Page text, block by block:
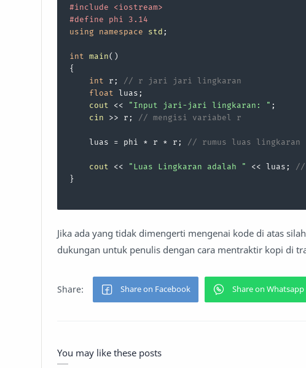
#include
<iostream>
#define phi 3.14
using
namespace std ;
int main()
{
int
r;
// r jari jari lingkaran
float
luas;
cout
<< "Input jari-jari lingkaran: " ;
cin >> r; // mengisi variabel r
    luas = phi * r * r;
// rumus luas lingkaran
cout << "Luas Lingkaran adalah " << luas;
//
}
Jika ada yang tidak dimengerti mengenai kode di atas
dukungan untuk penulis dengan cara mentraktir kopi di
You may like these posts